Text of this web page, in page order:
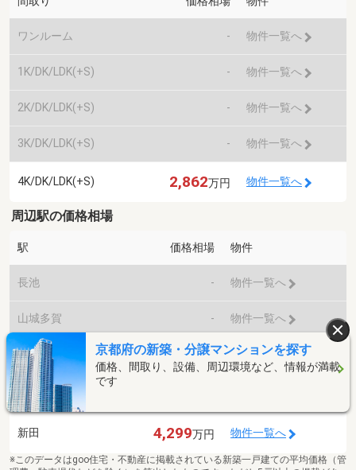
ワンルーム - 物件一覧へ
1K/DK/LDK(+S) - 物件一覧へ
2K/DK/LDK(+S) - 物件一覧へ
3K/DK/LDK(+S) - 物件一覧へ
4K/DK/LDK(+S) 2,862万円 物件一覧へ
周辺駅の価格相場
駅 価格相場 物件
長池 - 物件一覧へ
山城多賀 - 物件一覧へ
城陽 3,560万円 物件一覧へ
玉水
新田 4,299万円 物件一覧へ
※このデータはgoo住宅・不動産に掲載されている新築一戸建ての平均価格（管
京都府の新築・分譲マンションを探す
価格、間取り、設備、周辺環境など、情報が満載
です